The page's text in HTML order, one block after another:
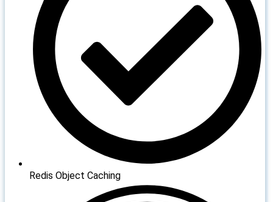
Redis Object Caching